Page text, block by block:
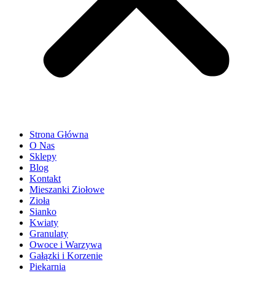
Strona Główna
O Nas
Sklepy
Blog
Kontakt
Mieszanki Ziołowe
Zioła
Sianko
Kwiaty
Granulaty
Owoce i Warzywa
Gałązki i Korzenie
Piekarnia